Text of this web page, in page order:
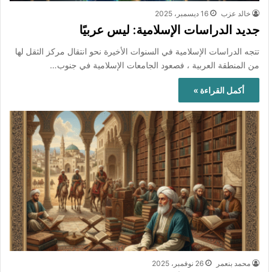
خالد عزب 16 ديسمبر، 2025
جديد الدراسات الإسلامية: ليس عربيًا
تتجه الدراسات الإسلامية في السنوات الأخيرة نحو انتقال مركز الثقل لها
من المنطقة العربية ، فصعود الجامعات الإسلامية في جنوب…
أكمل القراءة »
محمد بنعمر 26 نوفمبر، 2025